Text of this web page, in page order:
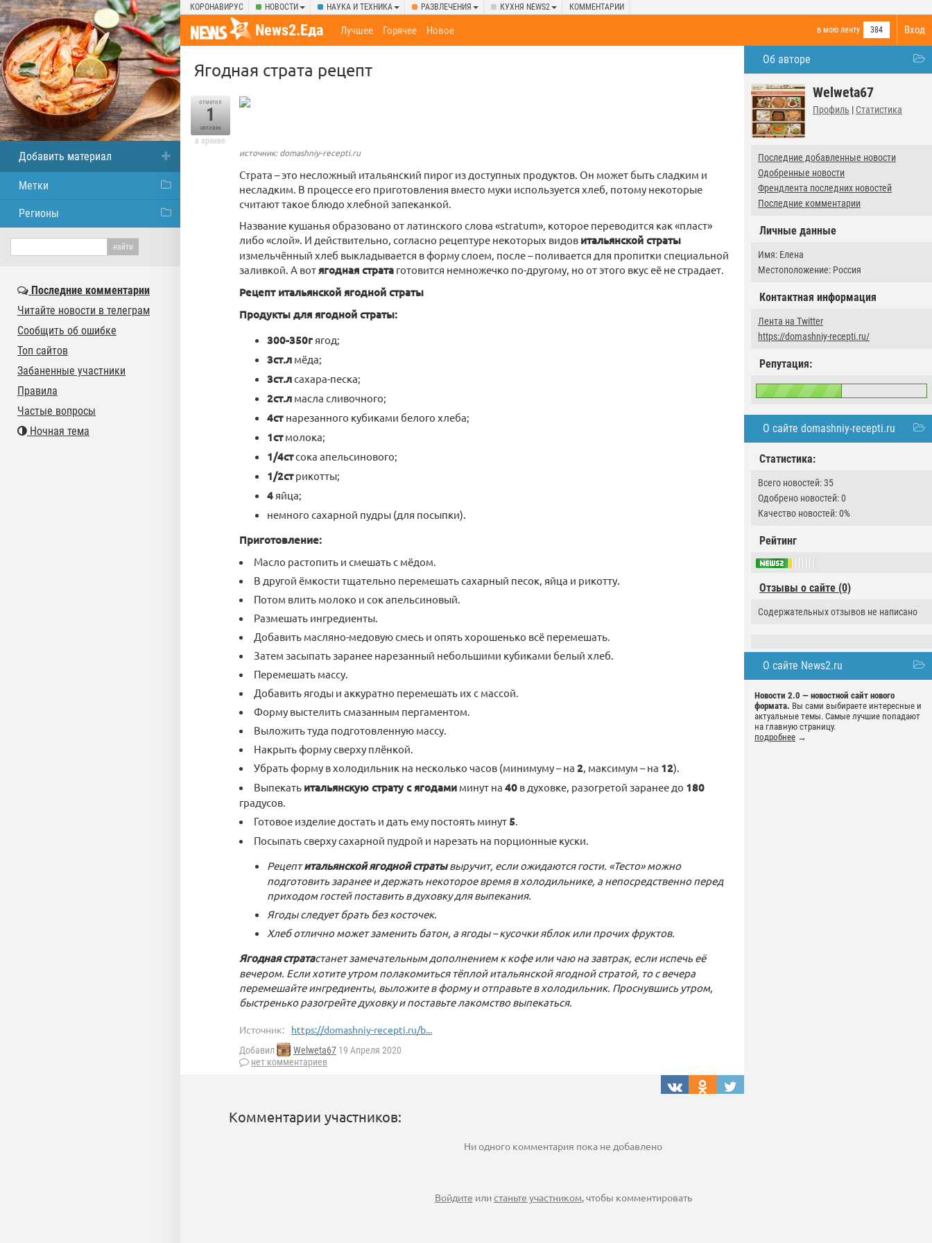
КОРОНАВИРУС НОВОСТИ НАУКА И ТЕХНИКА РАЗВЛЕЧЕНИЯ КУХНЯ NEWS2 КОММЕНТАРИИ
Вход
News2.Еда в мою ленту 384
Лучшее Горячее Новое
Об авторе
Welweta67
Профиль | Статистика
Последние добавленные новости
Одобренные новости
Френдлента последних новостей
Последние комментарии
Личные данные
Имя: Елена
Местоположение: Россия
Контактная информация
Лента на Twitter
https://domashniy-recepti.ru/
Репутация:
О сайте domashniy-recepti.ru
Статистика:
Всего новостей: 35
Одобрено новостей: 0
Качество новостей: 0%
Рейтинг
Отзывы о сайте (0)
Содержательных отзывов не написано
О сайте News2.ru
Новости 2.0 — новостной сайт нового
формата. Вы сами выбираете интересные и
актуальные темы. Самые лучшие попадают
на главную страницу.
подробнее →
Ягодная страта рецепт
отметил
1
человек
в архиве
источник: domashniy-recepti.ru
Страта – это несложный итальянский пирог из доступных продуктов. Он может быть сладким и
несладким. В процессе его приготовления вместо муки используется хлеб, потому некоторые
считают такое блюдо хлебной запеканкой.
Название кушанья образовано от латинского слова «stratum», которое переводится как «пласт»
либо «слой». И действительно, согласно рецептуре некоторых видов итальянской страты
измельчённый хлеб выкладывается в форму слоем, после – поливается для пропитки специальной
заливкой. А вотягодная страта готовится немножечко по-другому, но от этого вкус её не страдает.
Рецепт итальянской ягодной страты
Продукты для ягодной страты:
300-350г ягод;
3ст.л мёда;
3ст.лсахара-песка;
2ст.л масла сливочного;
4ст нарезанного кубиками белого хлеба;
1стмолока;
1/4стсока апельсинового;
1/2стрикотты;
4 яйца;
немного сахарной пудры (для посыпки).
Приготовление:
Масло растопить и смешать с мёдом.
В другой ёмкости тщательно перемешать сахарный песок, яйца и рикотту.
Потом влить молоко и сок апельсиновый.
Размешать ингредиенты.
Добавить масляно-медовую смесь и опять хорошенько всё перемешать.
Затем засыпать заранее нарезанный небольшими кубиками белый хлеб.
Перемешать массу.
Добавить ягоды и аккуратно перемешать их с массой.
Форму выстелить смазанным пергаментом.
Выложить туда подготовленную массу.
Накрыть форму сверху плёнкой.
Убрать форму в холодильник на несколько часов (минимуму – на 2, максимум – на 12).
Выпекать итальянскую страту с ягодами минут на 40 в духовке, разогретой заранее до 180
градусов.
Готовое изделие достать и дать ему постоять минут 5.
Посыпать сверху сахарной пудрой и нарезать на порционные куски.
Рецептитальянской ягодной стратывыручит, если ожидаются гости. «Тесто» можно
подготовить заранее и держать некоторое время в холодильнике, а непосредственно перед
приходом гостей поставить в духовку для выпекания.
Ягоды следует брать без косточек.
Хлеб отлично может заменить батон, а ягоды – кусочки яблок или прочих фруктов.
Ягодная стратастанет замечательным дополнением к кофе или чаю на завтрак, если испечь её
вечером. Если хотите утром полакомиться тёплой итальянской ягодной стратой, то с вечера
перемешайте ингредиенты, выложите в форму и отправьте в холодильник. Проснувшись утром,
быстренько разогрейте духовку и поставьте лакомство выпекаться.
Источник: https://domashniy-recepti.ru/b...
Добавил Welweta67 19 Апреля 2020
нет комментариев
Комментарии участников:
Ни одного комментария пока не добавлено
Войдите илистаньте участником, чтобы комментировать
Добавить материал
Метки
Регионы
Последние комментарии
Читайте новости в телеграм
Сообщить об ошибке
Топ сайтов
Забаненные участники
Правила
Частые вопросы
Ночная тема